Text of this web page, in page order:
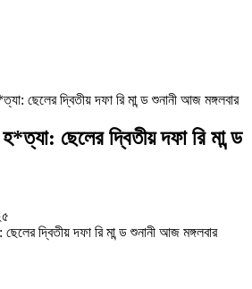
ছেলের দ্বিতীয় দফা রি মা ন্ড শুনানী আজ মঙ্গলবার
ছেলের দ্বিতীয় দফা রি মা ন্ড